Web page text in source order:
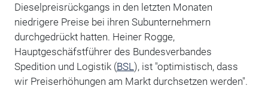
Dieselpreisrückgangs in den letzten Monaten
niedrigere Preise bei ihren Subunternehmern
durchgedrückt hatten. Heiner Rogge,
Hauptgeschäfstführer des Bundesverbandes
Spedition und Logistik (BSL ), ist "optimistisch, dass
wir Preiserhöhungen am Markt durchsetzen werden".